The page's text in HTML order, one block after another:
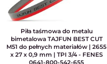
Piła taśmowa do metalu
bimetalowa TAJFUN BEST CUT
M51 do pełnych materiałów | 2655
x 27 x 0,9 mm | TPI 3/4 - FENES
0641-800-542-655